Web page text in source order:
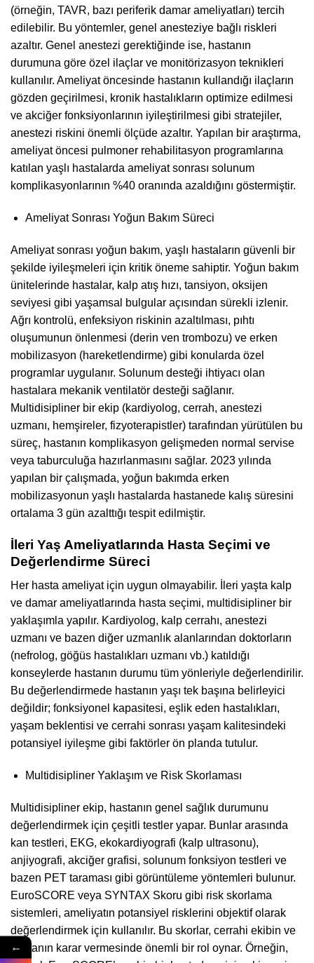
(örneğin, TAVR, bazı periferik damar ameliyatları) tercih
edilebilir. Bu yöntemler, genel anesteziye bağlı riskleri
azaltır. Genel anestezi gerektiğinde ise, hastanın
durumuna göre özel ilaçlar ve monitörizasyon teknikleri
kullanılır. Ameliyat öncesinde hastanın kullandığı ilaçların
gözden geçirilmesi, kronik hastalıkların optimize edilmesi
ve akciğer fonksiyonlarının iyileştirilmesi gibi stratejiler,
anestezi riskini önemli ölçüde azaltır. Yapılan bir araştırma,
ameliyat öncesi pulmoner rehabilitasyon programlarına
katılan yaşlı hastalarda ameliyat sonrası solunum
komplikasyonlarının %40 oranında azaldığını göstermiştir.
Ameliyat Sonrası Yoğun Bakım Süreci
Ameliyat sonrası yoğun bakım, yaşlı hastaların güvenli bir
şekilde iyileşmeleri için kritik öneme sahiptir. Yoğun bakım
ünitelerinde hastalar, kalp atış hızı, tansiyon, oksijen
seviyesi gibi yaşamsal bulgular açısından sürekli izlenir.
Ağrı kontrolü, enfeksiyon riskinin azaltılması, pıhtı
oluşumunun önlenmesi (derin ven trombozu) ve erken
mobilizasyon (hareketlendirme) gibi konularda özel
programlar uygulanır. Solunum desteği ihtiyacı olan
hastalara mekanik ventilatör desteği sağlanır.
Multidisipliner bir ekip (kardiyolog, cerrah, anestezi
uzmanı, hemşireler, fizyoterapistler) tarafından yürütülen bu
süreç, hastanın komplikasyon gelişmeden normal servise
veya taburculuğa hazırlanmasını sağlar. 2023 yılında
yapılan bir çalışmada, yoğun bakımda erken
mobilizasyonun yaşlı hastalarda hastanede kalış süresini
ortalama 3 gün azalttığı tespit edilmiştir.
İleri Yaş Ameliyatlarında Hasta Seçimi ve
Değerlendirme Süreci
Her hasta ameliyat için uygun olmayabilir. İleri yaşta kalp
ve damar ameliyatlarında hasta seçimi, multidisipliner bir
yaklaşımla yapılır. Kardiyolog, kalp cerrahı, anestezi
uzmanı ve bazen diğer uzmanlık alanlarından doktorların
(nefrolog, göğüs hastalıkları uzmanı vb.) katıldığı
konseylerde hastanın durumu tüm yönleriyle değerlendirilir.
Bu değerlendirmede hastanın yaşı tek başına belirleyici
değildir; fonksiyonel kapasitesi, eşlik eden hastalıkları,
yaşam beklentisi ve cerrahi sonrası yaşam kalitesindeki
potansiyel iyileşme gibi faktörler ön planda tutulur.
Multidisipliner Yaklaşım ve Risk Skorlaması
Multidisipliner ekip, hastanın genel sağlık durumunu
değerlendirmek için çeşitli testler yapar. Bunlar arasında
kan testleri, EKG, ekokardiyografi (kalp ultrasonu),
anjiyografi, akciğer grafisi, solunum fonksiyon testleri ve
bazen PET taraması gibi görüntüleme yöntemleri bulunur.
EuroSCORE veya SYNTAX Skoru gibi risk skorlama
sistemleri, ameliyatın potansiyel risklerini objektif olarak
değerlendirmek için kullanılır. Bu skorlar, cerrahi ekibin ve
hastanın karar vermesinde önemli bir rol oynar. Örneğin,
←